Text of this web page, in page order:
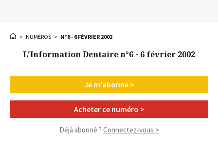
> NUMÉROS > N°6 - 6 FÉVRIER 2002
L'Information Dentaire n°6 - 6 février 2002
Je m'abonne >
Acheter ce numéro >
Déjà abonné ? Connectez-vous >